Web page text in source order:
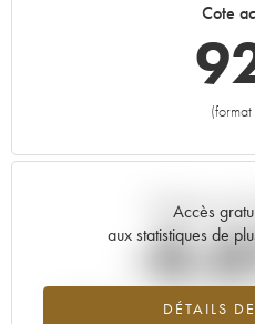
Cote
Accès
aux statistiques de
DÉTAILS
Tendance
-
Tendance à la baisse du